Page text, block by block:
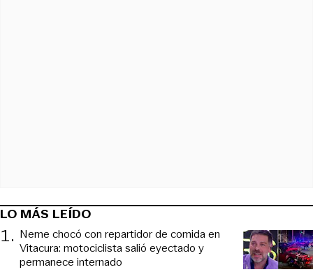
LO MÁS LEÍDO
1. Neme chocó con repartidor de comida en
Vitacura: motociclista salió eyectado y
permanece internado